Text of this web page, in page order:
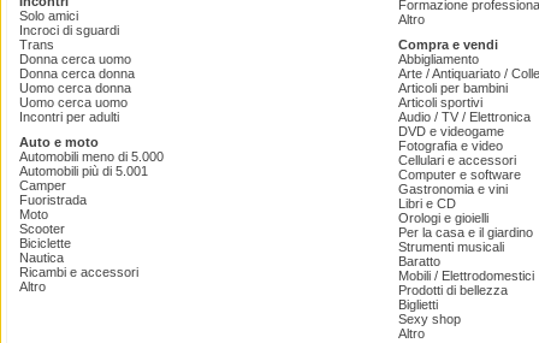
Solo amici
Incroci di sguardi
Trans
Donna cerca uomo
Donna cerca donna
Uomo cerca donna
Uomo cerca uomo
Incontri per adulti
Auto e moto
Automobili meno di 5.000
Automobili più di 5.001
Camper
Fuoristrada
Moto
Scooter
Biciclette
Nautica
Ricambi e accessori
Altro
Formazione
Altro
Compra e vendi
Abbigliamento
Arte / Antiquariato /
Articoli per bambini
Articoli sportivi
Audio / TV / Elettronica
DVD e videogame
Fotografia e video
Cellulari e accessori
Computer e software
Gastronomia e vini
Libri e CD
Orologi e gioielli
Per la casa e il giardino
Strumenti musicali
Baratto
Mobili / Elettrodomestici
Prodotti di bellezza
Biglietti
Sexy shop
Altro